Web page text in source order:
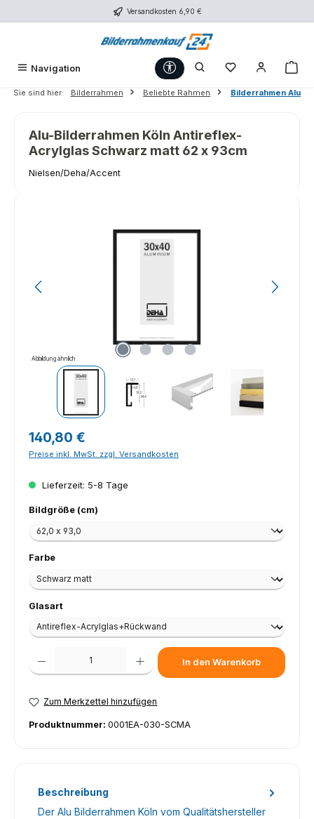
Zum Hauptinhalt springen Versandkosten 6,90 €
Navigation Werkzeugleiste anzeigen
Du hast 0
Sie sind hier: Bilderrahmen Beliebte Rahmen Bilderrahmen Alu
Alu-Bilderrahmen Köln Antireflex-
Acrylglas Schwarz matt 62 x 93cm
Nielsen/Deha/Accent
Abbildung ähnlich
Regulärer Preis:
140,80 €
Preise inkl. MwSt. zzgl. Versandkosten
Lieferzeit: 5-8 Tage
Bildgröße (cm)
Farbeauswählen
Glasartauswählen
Produkt Anzahl: Gib den gewünschten Wert ein oder benutze die
In den Warenkorb
Zum Merkzettel hinzufügen
Produktnummer: 0001EA-030-SCMA
Beschreibung
Der Alu Bilderrahmen Köln vom Qualitätshersteller